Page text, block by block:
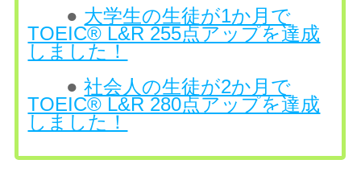
● 大学生の生徒が1か月で
TOEIC® L&R 255点アップを達成
しました！
●社会人の生徒が2か月で
TOEIC® L&R 280点アップを達成
しました！